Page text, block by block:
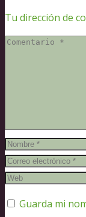
Tu dirección de
Guarda mi